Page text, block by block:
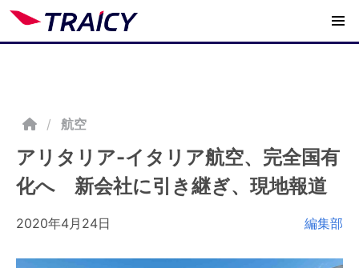
/ 航空
アリタリア-イタリア航空、完全国有
化へ 新会社に引き継ぎ、現地報道
2020年4月24日 編集部